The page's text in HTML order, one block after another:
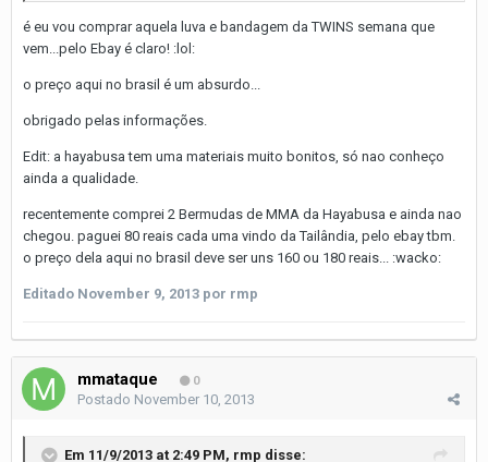
é eu vou comprar aquela luva e bandagem da TWINS semana que
vem...pelo Ebay é claro! :lol:
o preço aqui no brasil é um absurdo...
obrigado pelas informações.
Edit: a hayabusa tem uma materiais muito bonitos, só nao conheço
ainda a qualidade.
recentemente comprei 2 Bermudas de MMA da Hayabusa e ainda nao
chegou. paguei 80 reais cada uma vindo da Tailândia, pelo ebay tbm.
o preço dela aqui no brasil deve ser uns 160 ou 180 reais... :wacko:
Editado November 9, 2013 por rmp
mmataque 0
Postado November 10, 2013
Em 11/9/2013 at 2:49 PM, rmp disse: